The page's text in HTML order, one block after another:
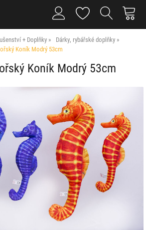
+ Doplňky
Dárky, rybářské doplňky
Koník Modrý 53cm
Koník Modrý 53cm